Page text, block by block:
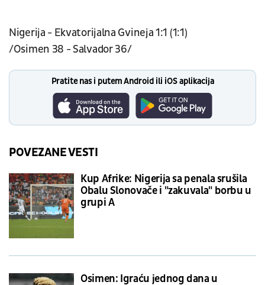
Nigerija - Ekvatorijalna Gvineja 1:1 (1:1)
/Osimen 38 - Salvador 36/
Pratite nas i putem Android ili iOS aplikacija
POVEZANE VESTI
Kup Afrike: Nigerija sa penala srušila
Obalu Slonovače i "zakuvala" borbu u
grupi A
Osimen: Igraću jednog dana u